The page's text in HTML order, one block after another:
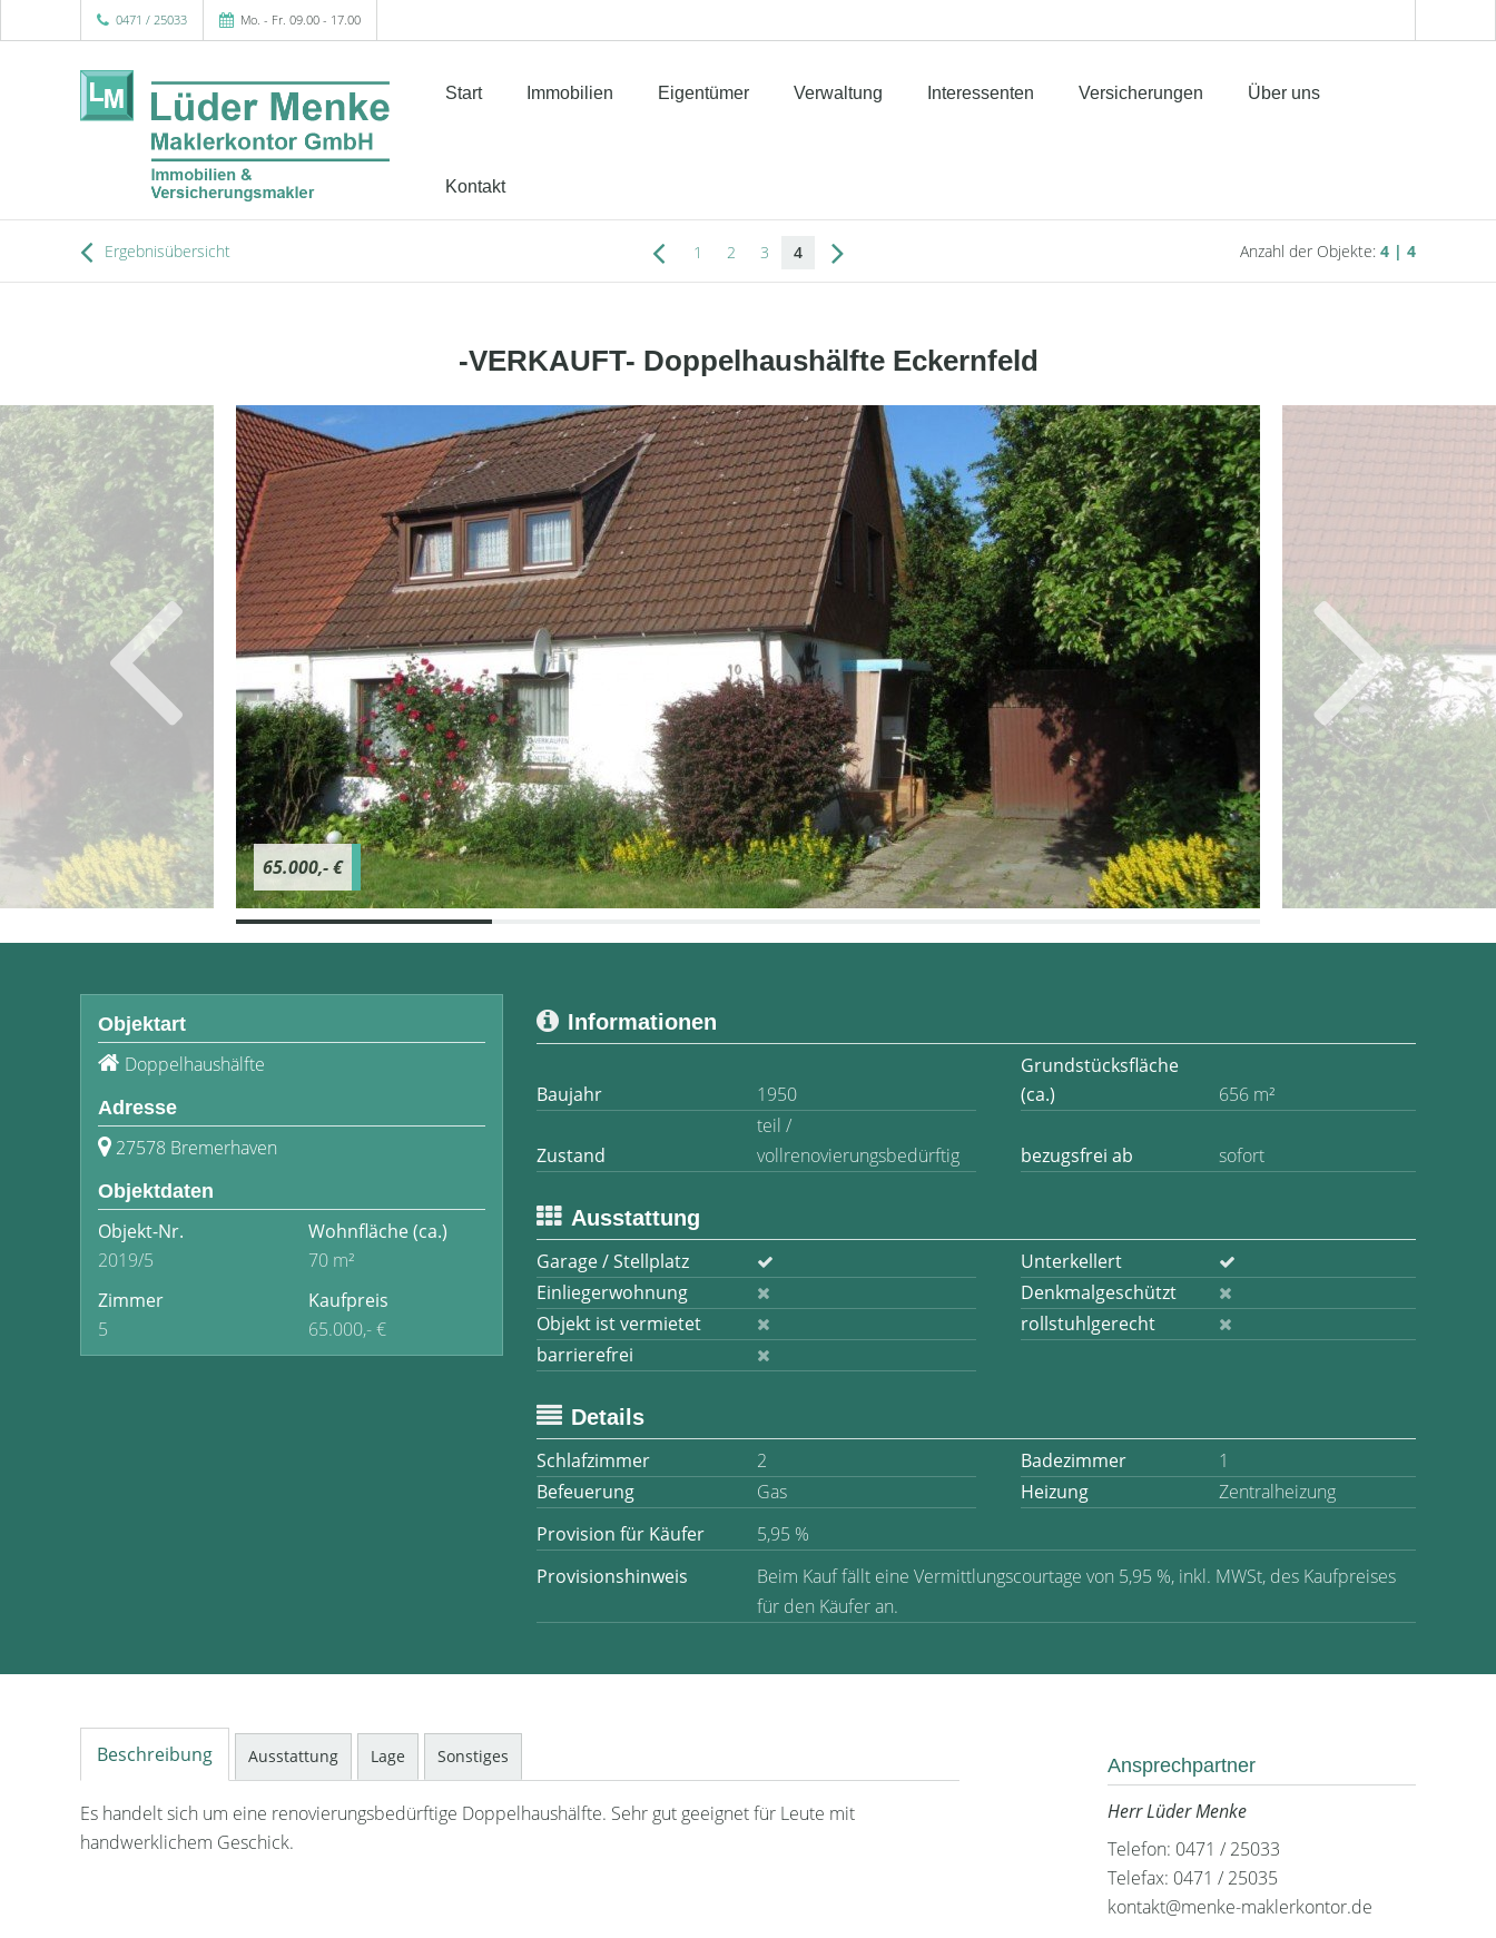
0471 / 25033 Mo. - Fr. 09.00 - 17.00
Start Immobilien Eigentümer Verwaltung Interessenten Versicherungen Über uns
Kontakt
Ergebnisübersicht 1 2 3 4 Anzahl der Objekte: 4 | 4
-VERKAUFT- Doppelhaushälfte Eckernfeld
65.000,- €
Objektart
Doppelhaushälfte
Adresse
27578 Bremerhaven
Objektdaten
Objekt-Nr.
2019/5
Wohnfläche(ca.)
70 m²
Zimmer
5
Kaufpreis
65.000,- €
Informationen
Baujahr 1950
Grundstücksfläche
(ca.)
656 m²
Zustand
teil /
vollrenovierungsbedürftig
bezugsfrei ab sofort
Ausstattung
Garage / Stellplatz
Unterkellert
Einliegerwohnung
Denkmalgeschützt
Objekt ist vermietet
rollstuhlgerecht
barrierefrei
Details
Schlafzimmer
2 Badezimmer
1
Befeuerung
Gas Heizung
Zentralheizung
Provision für Käufer
5,95 %
Provisionshinweis
Beim Kauf fällt eine Vermittlungscourtage von 5,95 %, inkl. MWSt, des Kaufpreises
für den Käufer an.
Beschreibung Ausstattung Lage Sonstiges
Es handelt sich um eine renovierungsbedürftige Doppelhaushälfte. Sehr gut geeignet für Leute mit
handwerklichem Geschick.
Ansprechpartner
Herr Lüder Menke
Telefon: 0471 / 25033
Telefax: 0471 / 25035
kontakt@menke-maklerkontor.de